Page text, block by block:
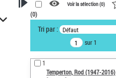
VOTRE RECHERCHE
Recherche avancée dans les
notices d’autorité
Œuvres liées à l'auteur :
Temperton, Rod (1947-2016)
Voir la sélection (0)
(0)
Tri par : Défaut
sur 1
1
Temperton, Rod (1947-2016)